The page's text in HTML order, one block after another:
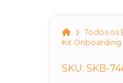
HomeTodos os
Kit Onboarding
SKU: SKB-